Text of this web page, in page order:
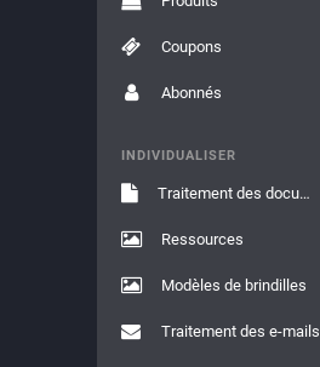
Coupons
Abonnés
INDIVIDUALISER
Traitement des documents
Ressources
Modèles de brindilles
Traitement des e-mails